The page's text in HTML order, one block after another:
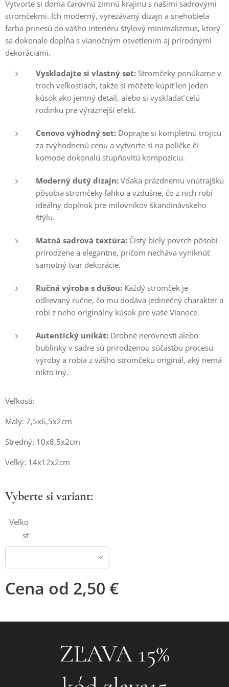
Vytvorte si doma čarovnú zimnú krajinu s našimi sadrovými
stromčekmi. Ich moderný, vyrezávaný dizajn a snehobiela
farba prinesú do vášho interiéru štýlový minimalizmus, ktorý
sa dokonale dopĺňa s vianočným osvetlením aj prírodnými
dekoráciami.
Vyskladajte si vlastný set: Stromčeky ponúkame v
troch veľkostiach, takže si môžete kúpiť len jeden
kúsok ako jemný detail, alebo si vyskladať celú
rodinku pre výraznejší efekt.
Cenovo výhodný set: Doprajte si kompletnú trojicu
za zvýhodnenú cenu a vytvorte si na poličke či
komode dokonalú stupňovitú kompozíciu.
Moderný dutý dizajn: Vďaka prázdnemu vnútrajšku
pôsobia stromčeky ľahko a vzdušne, čo z nich robí
ideálny doplnok pre milovníkov škandinávskeho
štýlu.
Matná sadrová textúra: Čistý biely povrch pôsobí
prirodzene a elegantne, pričom necháva vyniknúť
samotný tvar dekorácie.
Ručná výroba s dušou: Každý stromček je
odlievaný ručne, čo mu dodáva jedinečný charakter a
robí z neho originálny kúsok pre vaše Vianoce.
Autentický unikát: Drobné nerovnosti alebo
bublinky v sadre sú prirodzenou súčasťou procesu
výroby a robia z vášho stromčeku originál, aký nemá
nikto iný.
Veľkosti:
Malý: 7,5x6,5x2cm
Stredný: 10x8,5x2cm
Veľký: 14x12x2cm
Vyberte si variant:
Veľko
sť
Cena od 2,50 €
❤ZĽAVA 15%❤